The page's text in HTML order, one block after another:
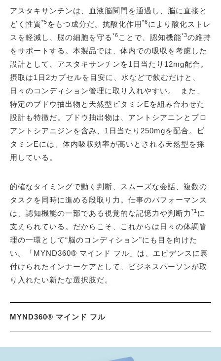
アスタキサンチンは、血液脳関門を通過し、脳に直接と
どく性質*5 をもつ成分だ。抗酸化作用*6により酸化ストレ
スを軽減し、脳の細胞を守る *6 ことで、認知機能*3の維持
をサポートする。本製品では、体内での吸収を考慮した
設計として、アスタキサンチンを1日当たり12mg配合。
摂取は1日2カプセルを目安に、水などで飲むだけと、
日々のコンディション管理に取り入れやすい。 また、
特定のブドウ抽出物と天然型ビタミンEを組み合わせた
設計も特徴だ。ブドウ抽出物は、アントシアニンとプロ
アントシアニジンを含み、1日当たり250mgを配合。ビ
タミンEには、体内吸収効率が高いとされる天然型を採
用している。
的確なタイミングで動く判断、スムーズな会話、複数の
タスクを同時に進める段取り力。仕事のパフォーマンス
は、認知機能の一部である視覚的な記憶力や判断力 *1 に
支えられている。だからこそ、これからは日々の体調管
理の一環として“脳のコンディション”にも目を向けた
い。「MYND360® マインド フル」は、エビデンスに裏
付けられたインナーケアとして、ビジネスパーソンが取
り入れたい新たな選択肢だ。
MYND360® マインド フル